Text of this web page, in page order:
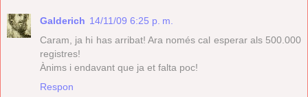
Galderich 14/11/09 6:25 p. m.
Caram, ja hi has arribat! Ara només cal esperar als 500.000
registres!
Ànims i endavant que ja et falta poc!
Respon